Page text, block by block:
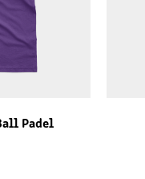
Padel